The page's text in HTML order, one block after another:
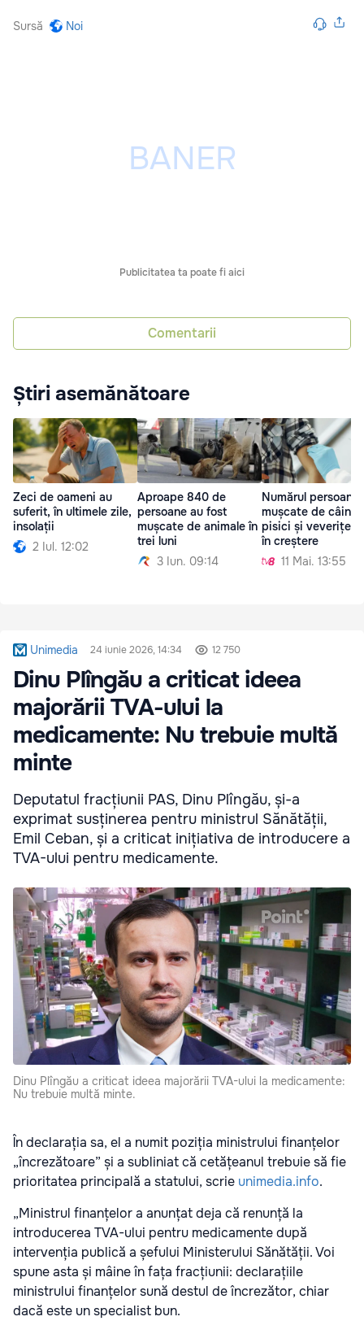
Sursă Noi
Publicitatea ta poate fi aici
Comentarii
Știri asemănătoare
Zeci de oameni au
suferit, în ultimele zile,
insolații
2 Iul. 12:02
Aproape 840 de
persoane au fost
mușcate de animale în
trei luni
3 Iun. 09:14
Numărul
mușcate de câini,
pisici și veverițe
în creștere
11 Mai. 13:55
Unimedia 24 iunie 2026, 14:34 12 750
Dinu Plîngău a criticat ideea
majorării TVA-ului la
medicamente: Nu trebuie multă
minte
Deputatul fracțiunii PAS, Dinu Plîngău, și-a
exprimat susținerea pentru ministrul Sănătății,
Emil Ceban, și a criticat inițiativa de introducere a
TVA-ului pentru medicamente.
Dinu Plîngău a criticat ideea majorării TVA-ului la medicamente:
Nu trebuie multă minte.
În declarația sa, el a numit poziția ministrului finanțelor
„încrezătoare” și a subliniat că cetățeanul trebuie să fie
prioritatea principală a statului, scrie unimedia.info.
„Ministrul finanțelor a anunțat deja că renunță la
introducerea TVA-ului pentru medicamente după
intervenția publică a șefului Ministerului Sănătății. Voi
spune asta și mâine în fața fracțiunii: declarațiile
ministrului finanțelor sună destul de încrezător, chiar
dacă este un specialist bun.